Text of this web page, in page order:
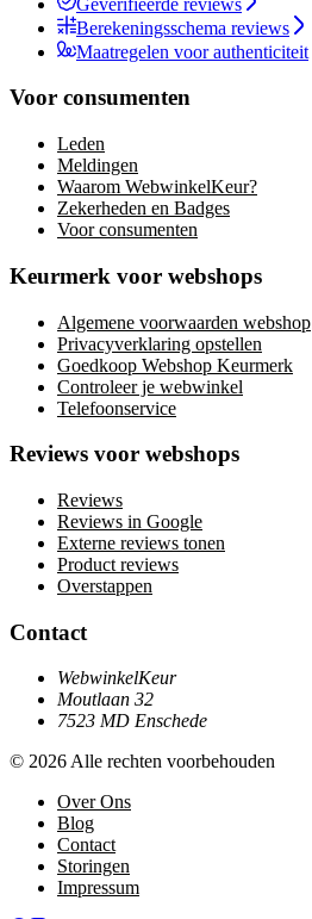
Berekeningsschema reviews
Maatregelen voor authenticiteit
Voor consumenten
Leden
Meldingen
Waarom WebwinkelKeur?
Zekerheden en Badges
Voor consumenten
Keurmerk voor webshops
Algemene voorwaarden webshop
Privacyverklaring opstellen
Goedkoop Webshop Keurmerk
Controleer je webwinkel
Telefoonservice
Reviews voor webshops
Reviews
Reviews in Google
Externe reviews tonen
Product reviews
Overstappen
Contact
WebwinkelKeur
Moutlaan 32
7523 MD Enschede
© 2026 Alle rechten voorbehouden
Over Ons
Blog
Contact
Storingen
Impressum